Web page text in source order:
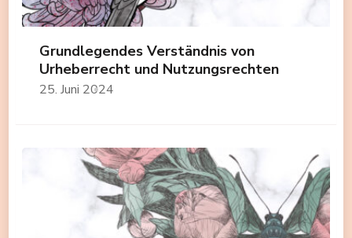
Grundlegendes Verständnis von
Urheberrecht und Nutzungsrechten
25. Juni 2024